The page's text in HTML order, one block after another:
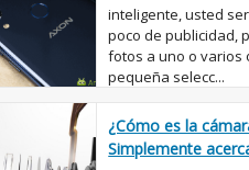
inteligente, usted
poco de publicidad,
fotos a uno o varios
pequeña selecc...
¿Cómo es la
Simplemente